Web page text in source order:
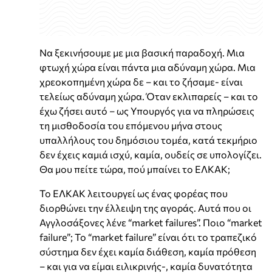
Να ξεκινήσουμε με μια βασική παραδοχή. Μια
φτωχή χώρα είναι πάντα μια αδύναμη χώρα. Μια
χρεοκοπημένη χώρα δε – και το ζήσαμε- είναι
τελείως αδύναμη χώρα. Όταν εκλιπαρείς – και το
έχω ζήσει αυτό – ως Υπουργός για να πληρώσεις
τη μισθοδοσία του επόμενου μήνα στους
υπαλλήλους του δημόσιου τομέα, κατά τεκμήριο
δεν έχεις καμιά ισχύ, καμία, ουδείς σε υπολογίζει.
Θα μου πείτε τώρα, πού μπαίνει το ΕΛΚΑΚ;
Το ΕΛΚΑΚ λειτουργεί ως ένας φορέας που
διορθώνει την έλλειψη της αγοράς. Αυτά που οι
Αγγλοσάξονες λένε “market failures”. Ποιο “market
failure”; Το “market failure” είναι ότι το τραπεζικό
σύστημα δεν έχει καμία διάθεση, καμία πρόθεση
– και για να είμαι ειλικρινής-, καμία δυνατότητα